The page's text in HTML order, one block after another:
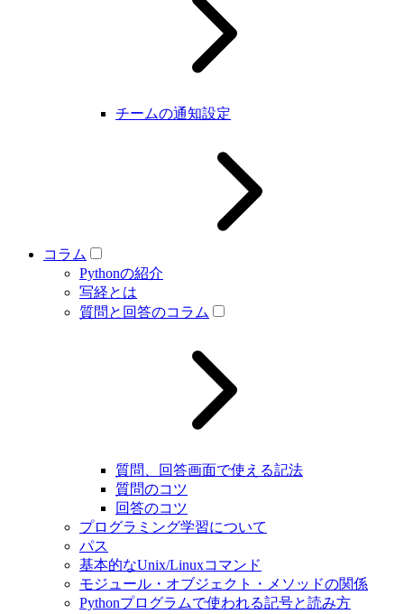
チームの通知設定
コラム
Pythonの紹介
写経とは
質問と回答のコラム
質問、回答画面で使える記法
質問のコツ
回答のコツ
プログラミング学習について
パス
基本的なUnix/Linuxコマンド
モジュール・オブジェクト・メソッドの関係
Pythonプログラムで使われる記号と読み方